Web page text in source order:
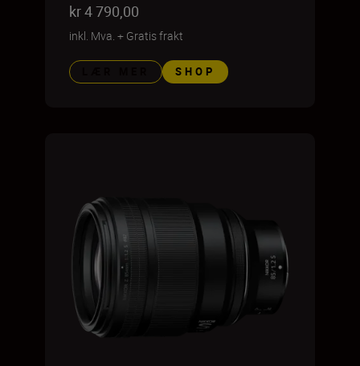
kr 4 790,00
inkl. Mva. + Gratis frakt
SHOP